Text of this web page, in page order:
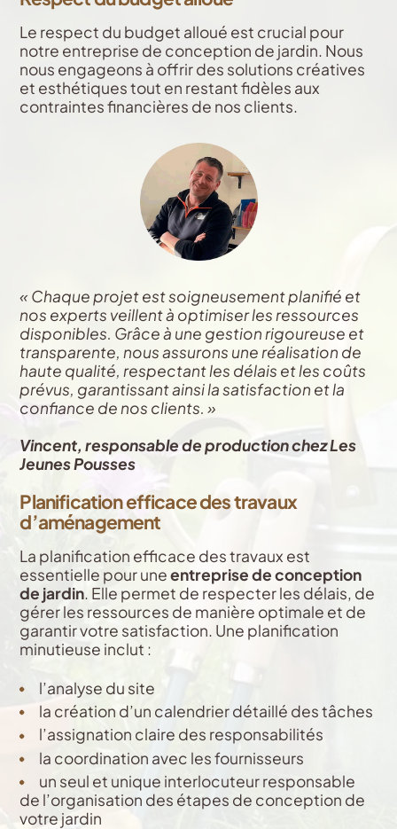
Le respect du budget alloué est crucial pour
notre entreprise de conception de jardin. Nous
nous engageons à offrir des solutions créatives
et esthétiques tout en restant fidèles aux
contraintes financières de nos clients.
« Chaque projet est soigneusement planifié et
nos experts veillent à optimiser les ressources
disponibles. Grâce à une gestion rigoureuse et
transparente, nous assurons une réalisation de
haute qualité, respectant les délais et les coûts
prévus, garantissant ainsi la satisfaction et la
confiance de nos clients. »
Vincent, responsable de production chez Les
Jeunes Pousses
Planification efficace des travaux
d’aménagement
La planification efficace des travaux est
essentielle pour uneentreprise de conception
de jardin. Elle permet de respecter les délais, de
gérer les ressources de manière optimale et de
garantir votre satisfaction. Une planification
minutieuse inclut :
l’analyse du site
la création d’un calendrier détaillé des tâches
l’assignation claire des responsabilités
la coordination avec les fournisseurs
un seul et unique interlocuteur responsable
de l’organisation des étapes de conception de
votre jardin